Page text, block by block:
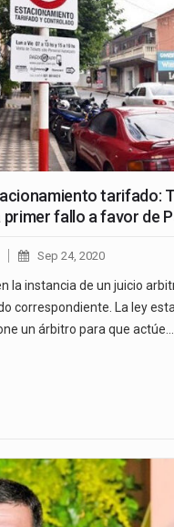
tarifado:
fallo a favor de
Sep 24, 2020
la instancia de un juicio
correspondiente. La ley
un árbitro para que actúe…